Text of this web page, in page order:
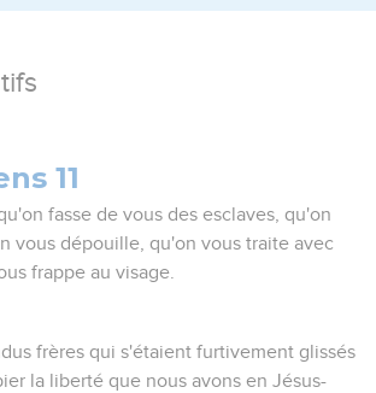
11
fasse de vous des esclaves, qu'on
vous dépouille, qu'on vous traite avec
frappe au visage.
frères qui s'étaient furtivement glissés
la liberté que nous avons en Jésus-